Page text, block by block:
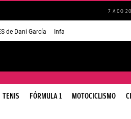
7 AGO
de Dani García Infancia AMANCIO ORTEGA
TENIS FÓRMULA 1 MOTOCICLISMO